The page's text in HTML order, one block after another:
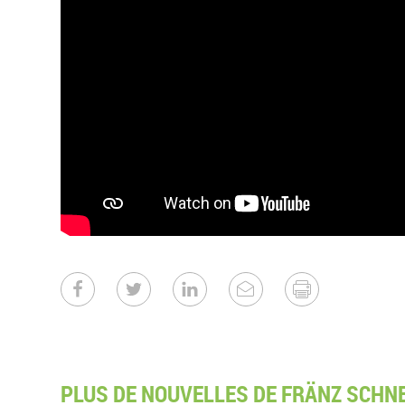
PLUS DE NOUVELLES DE FRÄNZ